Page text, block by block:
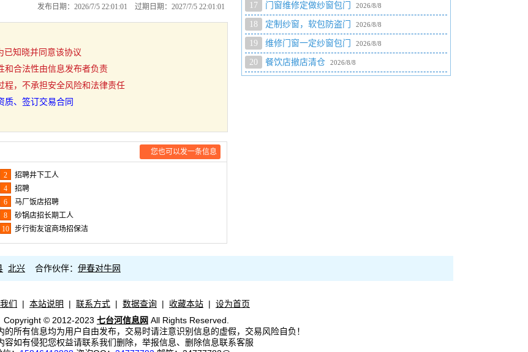
发布日期：2026/7/5 22:01:01 过期日期：2027/7/5 22:01:01
知晓并同意该协议
合法性由信息发布者负责
，不承担安全风险和法律责任
、签订交易合同
您也可以发一条信息
2
招聘井下工人
4
招聘
6
马厂饭店招聘
8
砂锅店招长期工人
10 步行街友谊商场招保洁
17 门窗维修定做纱窗包门 2026/8/8
18 定制纱窗，软包防盗门 2026/8/8
19 维修门窗一定纱窗包门 2026/8/8
20 餐饮店撤店清仓 2026/8/8
北兴 合作伙伴： 伊春对牛网
们 | 本站说明 | 联系方式 | 数据查询 | 收藏本站 | 设为首页
Copyright © 2012-2023 七台河信息网 All Rights Reserved.
的所有信息均为用户自由发布，交易时请注意识别信息的虚假，交易风险自负！
容如有侵犯您权益请联系我们删除，举报信息、删除信息联系客服